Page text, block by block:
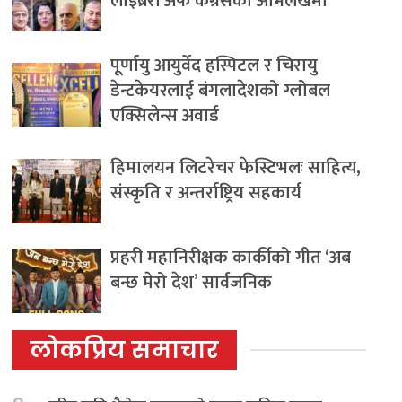
पूर्णायु आयुर्वेद हस्पिटल र चिरायु
डेन्टकेयरलाई बंगलादेशको ग्लोबल
एक्सिलेन्स अवार्ड
हिमालयन लिटरेचर फेस्टिभलः साहित्य,
संस्कृति र अन्तर्राष्ट्रिय सहकार्य
प्रहरी महानिरीक्षक कार्कीको गीत ‘अब
बन्छ मेरो देश’ सार्वजनिक
लोकप्रिय समाचार